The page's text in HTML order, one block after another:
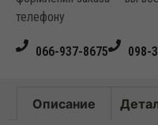
телефону
066-937-8675 098-
Описание